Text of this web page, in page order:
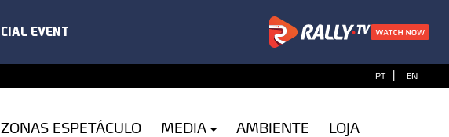
PT | EN
ZONAS ESPETÁCULO MEDIA AMBIENTE LOJA